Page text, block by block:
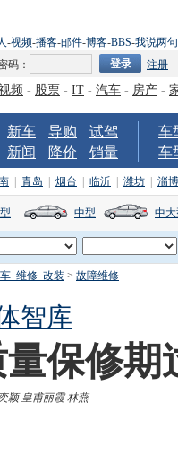
-视频-播客-邮件-博客-BBS-我说两句
码： 注册
频 - 股票 - IT - 汽车 - 房产 -
新车 导购
试驾
新闻
降价 销量
车
车
青岛 烟台 临沂 潍坊 淄博
中型 中
_维修_改装 > 故障维修
智库
保修期
颖 皇甫丽霞 林燕